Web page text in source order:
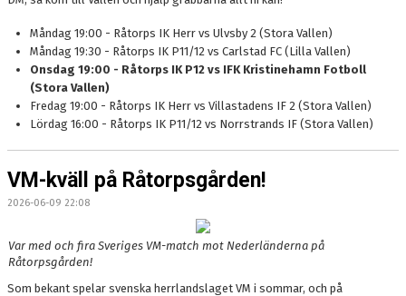
TRÄNINGSTIDER 2026
RUTIN PLANSCHEMA VID MATCHER
KONTAKT
STADIUM
SPELARREGISTRERING
NEWBODY 2026
Måndag 19:00 - Råtorps IK Herr vs Ulvsby 2 (Stora Vallen)
Måndag 19:30 - Råtorps IK P11/12 vs Carlstad FC (Lilla Vallen)
Onsdag 19:00 - Råtorps IK P12 vs IFK Kristinehamn Fotboll
(Stora Vallen)
Fredag 19:00 - Råtorps IK Herr vs Villastadens IF 2 (Stora Vallen)
Lördag 16:00 - Råtorps IK P11/12 vs Norrstrands IF (Stora Vallen)
VM-kväll på Råtorpsgården!
2026-06-09 22:08
Var med och fira Sveriges VM-match mot Nederländerna på
Råtorpsgården!
Som bekant spelar svenska herrlandslaget VM i sommar, och på